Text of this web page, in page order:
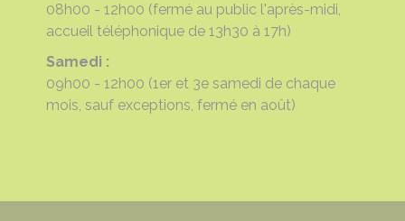
08h00 - 12h00 (fermé au public l'après-midi,
accueil téléphonique de 13h30 à 17h)
Samedi :
09h00 - 12h00 (1er et 3e samedi de chaque
mois, sauf exceptions, fermé en août)